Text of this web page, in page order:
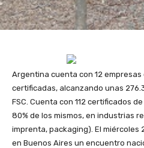
Argentina cuenta con 12
certificadas, alcanzando unas
FSC. Cuenta con 112 certificados
80% de los mismos, en industrias
imprenta, packaging). El miércoles
en Buenos Aires un encuentro